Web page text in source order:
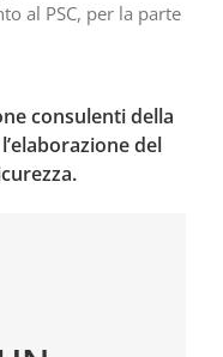
al PSC, per la parte
consulenti della
del
dell’azienda
le indicazioni